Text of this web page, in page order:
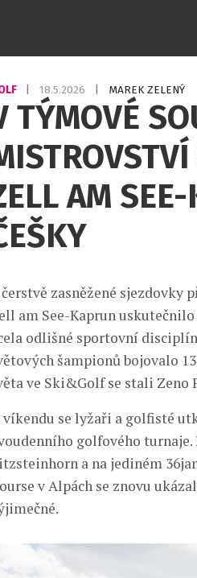
18.5.2026 MAREK ZELENÝ
TÝMOVÉ
AM
zasněžené sjezdovky
am See-Kaprun
odlišné sportovní
šampionů bojovalo
ve Ski&Golf se stali Zeno
víkendu se lyžaři a golfisté
golfového turnaje.
a na jediném
v Alpách se znovu